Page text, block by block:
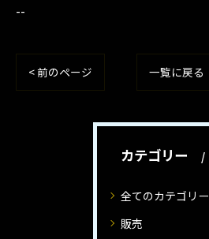
--
< 前のページ 一覧に戻る
カテゴリー
全てのカテゴリー
販売